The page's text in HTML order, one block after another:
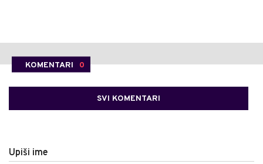
KOMENTARI 0
SVI KOMENTARI
Upiši ime